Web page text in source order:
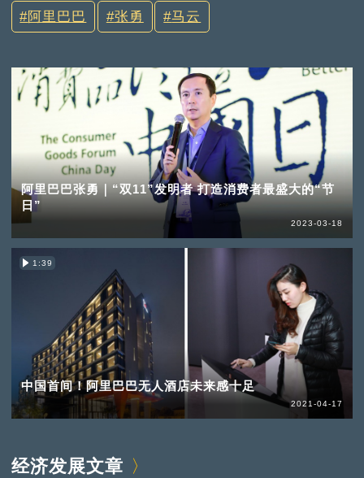
阿里巴巴 张勇 马云
阿里巴巴张勇｜“双11”发明者 打造消费者最盛大的“节
日”
2023-03-18
1:39
中国首间！阿里巴巴无人酒店未来感十足
2021-04-17
经济发展文章